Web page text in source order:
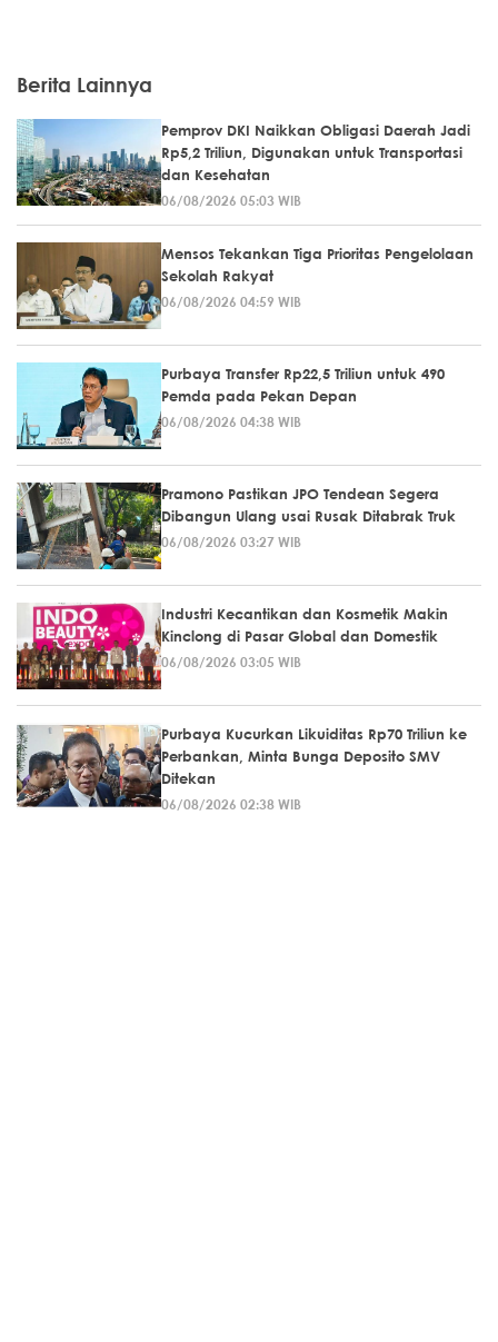
Berita Lainnya
Pemprov DKI Naikkan Obligasi Daerah Jadi
Rp5,2 Triliun, Digunakan untuk Transportasi
dan Kesehatan
06/08/2026 05:03 WIB
Mensos Tekankan Tiga Prioritas Pengelolaan
Sekolah Rakyat
06/08/2026 04:59 WIB
Purbaya Transfer Rp22,5 Triliun untuk 490
Pemda pada Pekan Depan
06/08/2026 04:38 WIB
Pramono Pastikan JPO Tendean Segera
Dibangun Ulang usai Rusak Ditabrak Truk
06/08/2026 03:27 WIB
Industri Kecantikan dan Kosmetik Makin
Kinclong di Pasar Global dan Domestik
06/08/2026 03:05 WIB
Purbaya Kucurkan Likuiditas Rp70 Triliun ke
Perbankan, Minta Bunga Deposito SMV
Ditekan
06/08/2026 02:38 WIB